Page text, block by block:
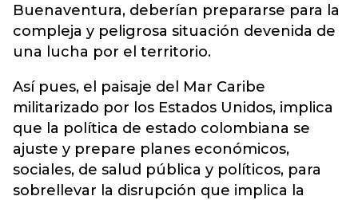
Buenaventura, deberían prepararse para la
compleja y peligrosa situación devenida de
una lucha por el territorio.
Así pues, el paisaje del Mar Caribe
militarizado por los Estados Unidos, implica
que la política de estado colombiana se
ajuste y prepare planes económicos,
sociales, de salud pública y políticos, para
sobrellevar la disrupción que implica la